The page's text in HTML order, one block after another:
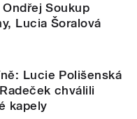
Soukup
Lucia Šoralová
Lucie Polišenská
chválili
kapely